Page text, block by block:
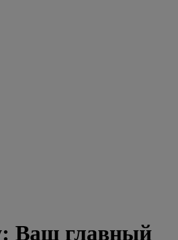
Ваш главный